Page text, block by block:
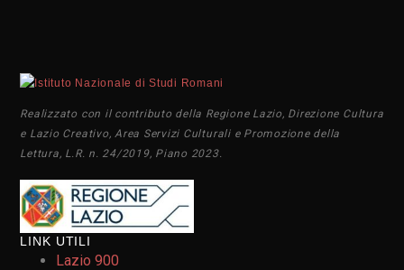
Realizzato con il contributo della Regione Lazio, Direzione Cultura
e Lazio Creativo, Area Servizi Culturali e Promozione della
Lettura, L.R. n. 24/2019, Piano 2023.
LINK UTILI
Lazio 900